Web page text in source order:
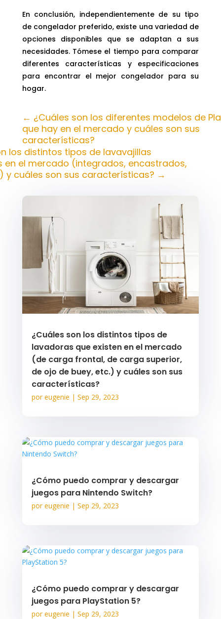
En conclusión, independientemente de su tipo
de congelador preferido, existe una variedad de
opciones disponibles que se adaptan a sus
necesidades. Tómese el tiempo para comparar
diferentes características y especificaciones
para encontrar el mejor congelador para su
hogar.
← ¿Cuáles son los diferentes modelos de
que hay en el mercado y cuáles son sus
características?
los distintos tipos de lavavajillas
en el mercado (integrados, encastrados,
y cuáles son sus características? →
¿Cuáles son los distintos tipos de
lavadoras que existen en el mercado
(de carga frontal, de carga superior,
de ojo de buey, etc.) y cuáles son sus
características?
poreugenie | Sep 29, 2023
¿Cómo puedo comprar y descargar
juegos para Nintendo Switch?
poreugenie | Sep 29, 2023
¿Cómo puedo comprar y descargar
juegos para PlayStation 5?
poreugenie | Sep 29, 2023